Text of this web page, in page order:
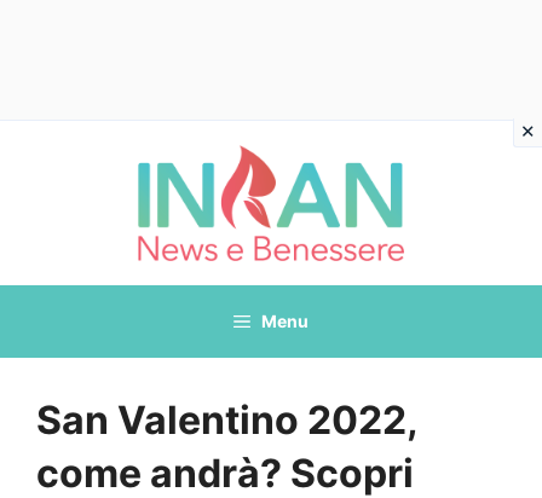
Menu
San Valentino 2022,
come andrà? Scopri